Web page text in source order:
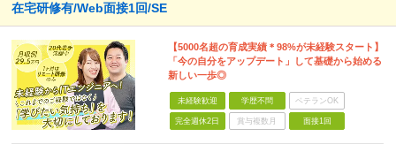
在宅研修有/Web面接1回/SE
【5000名超の育成実績＊98%が未経験スタート】
「今の自分をアップデート」して基礎から始める
新しい一歩◎
未経験歓迎 学歴不問 ベテランOK
完全週休2日 賞与複数月 面接1回